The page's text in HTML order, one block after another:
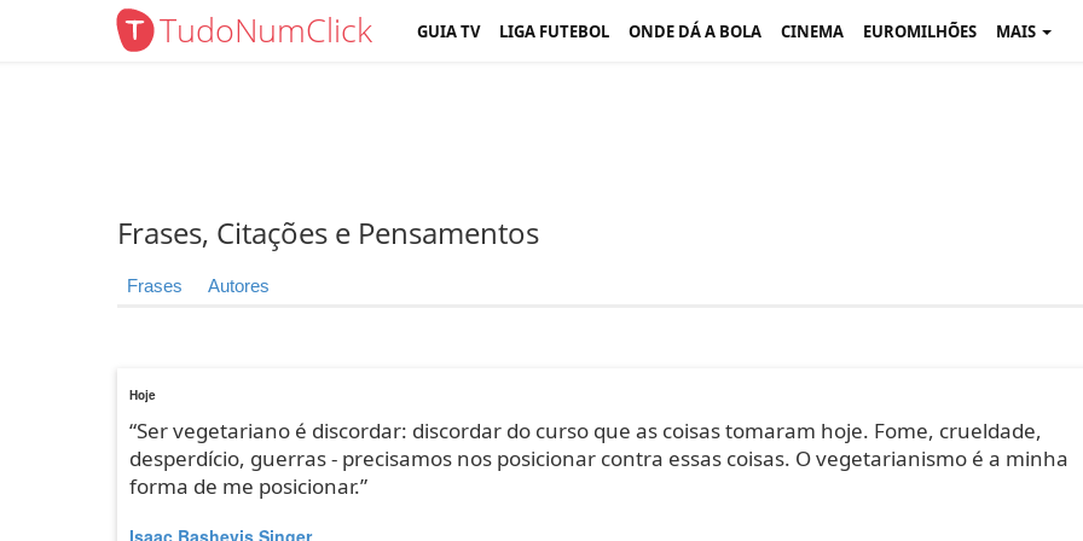
TudoNumClick GUIA TV LIGA FUTEBOL ONDE DÁ A BOLA CINEMA EUROMILHÕES MAIS
Frases, Citações e Pensamentos
Frases Autores
Hoje
“Ser vegetariano é discordar: discordar do curso que as coisas tomaram hoje. Fome, crueldade,
desperdício, guerras - precisamos nos posicionar contra essas coisas. O vegetarianismo é a minha
forma de me posicionar.”
Isaac Bashevis Singer